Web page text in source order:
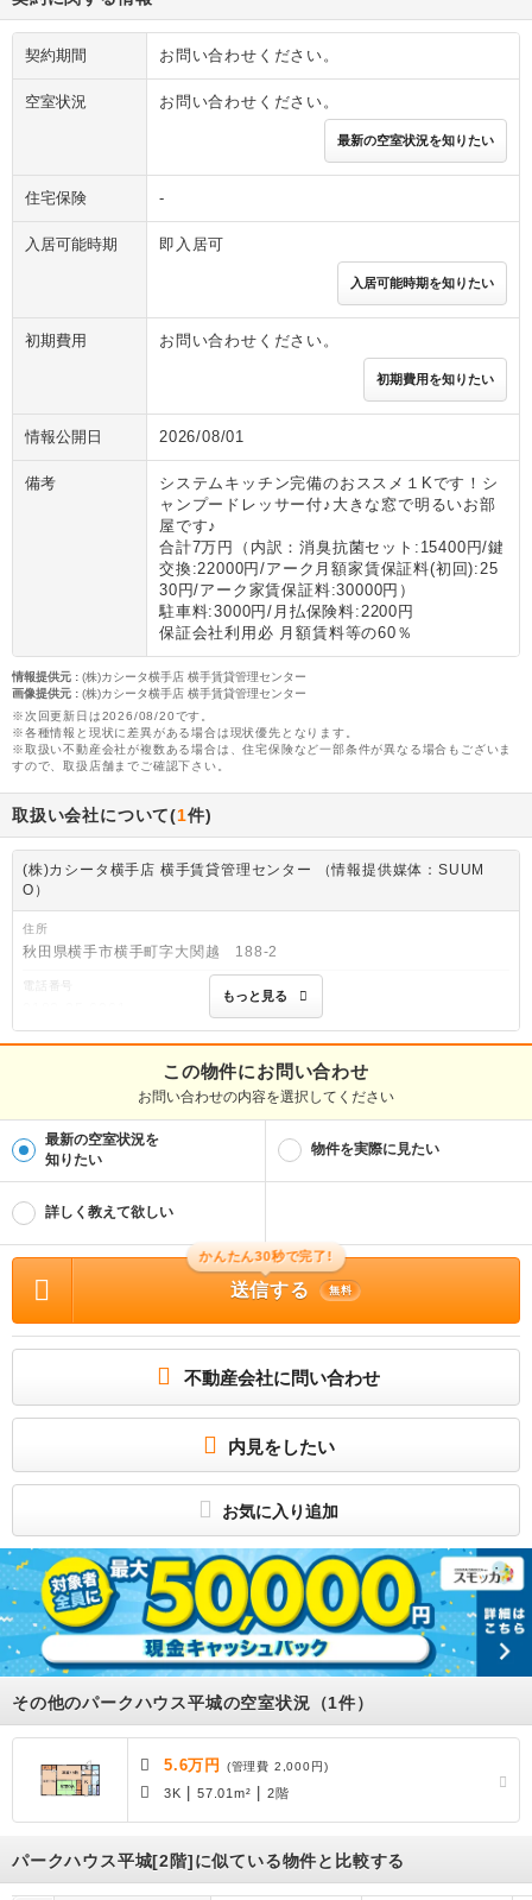
契約期間 お問い合わせください。
空室状況 お問い合わせください。
最新の空室状況を知りたい
住宅保険 -
入居可能時期 即入居可
入居可能時期を知りたい
初期費用 お問い合わせください。
初期費用を知りたい
情報公開日 2026/08/01
備考
システムキッチン完備のおススメ１Kです！シ
ャンプードレッサー付♪大きな窓で明るいお部
屋です♪
合計7万円（内訳：消臭抗菌セット:15400円/鍵
交換:22000円/アーク月額家賃保証料(初回):25
30円/アーク家賃保証料:30000円）
駐車料:3000円/月払保険料:2200円
保証会社利用必 月額賃料等の60％
情報提供元 : (株)カシータ横手店 横手賃貸管理センター
画像提供元 : (株)カシータ横手店 横手賃貸管理センター
※次回更新日は2026/08/20です。
※各種情報と現状に差異がある場合は現状優先となります。
※取扱い不動産会社が複数ある場合は、住宅保険など一部条件が異なる場合もございま
すので、取扱店舗までご確認下さい。
取扱い会社について(1件)
(株)カシータ横手店 横手賃貸管理センター （情報提供媒体：SUUM
O）
住所
秋田県横手市横手町字大関越 188-2
電話番号
免許番号
秋田県知事(2)第2224号
仲介
物件管理番号
100457146076
※お問い合わせの際には、担当者へ物件管理番号をお伝えください。
物件の所在地 : 秋田県横手市平城町 / 交通の利便 : ＪＲ奥羽本線/横手駅 歩18分 /
面積 : 32.22m² / 築年月 : 1995年03月 / 賃料 : 4.0万円 / 管理費又は共益費等 : 2,
000円 / 礼金等 : 無料 / 敷金 : 無料、保証金等 : －、 償却、敷引 : － / 住宅総合保
険等の損害保険料 : - / その他 : システムキッチン完備のおススメ１Kです！シャン
プードレッサー付♪大きな窓で明るいお部屋です♪ 合計7万円（内訳：消臭抗菌セッ
ト:15400円/鍵交換:22000円/アーク月額家賃保証料(初回):2530円/アーク家賃保証
0％ / 駐車場 : 有（敷地内) 敷地内3000円
サンクスまで約1000ｍ、ビックフレックまで約1200ｍ、横手駅まで約1300ｍ、平
鹿総合病院まで約1900ｍ2台目無し
（公社）秋田県宅地建物取引業協会会員
東北地区不動産公正取引協議会加盟
もっと見る
この物件にお問い合わせ
お問い合わせの内容を選択してください
最新の空室状況を
知りたい
物件を実際に見たい
詳しく教えて欲しい
かんたん30秒で完了!
送信する 無料
不動産会社に問い合わせ
内見をしたい
お気に入り追加
その他のパークハウス平城の空室状況（1件）
5.6万円 (管理費 2,000円)
3K |57.01m² |2階
パークハウス平城[2階]に似ている物件と比較する